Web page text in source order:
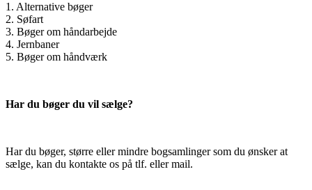
1. Alternative bøger
2. Søfart
3. Bøger om håndarbejde
4. Jernbaner
5. Bøger om håndværk
Har du bøger du vil sælge?
Har du bøger, større eller mindre bogsamlinger som du ønsker at
sælge, kan du kontakte os på tlf. eller mail.